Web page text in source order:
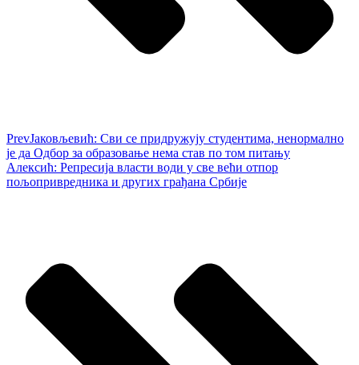
PrevЈаковљевић: Сви се придружују студентима, ненормално
је да Одбор за образовање нема став по том питању
Алексић: Репресија власти води у све већи отпор
пољопривредника и других грађана Србије